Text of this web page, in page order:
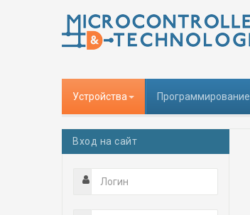
Устройства Программирование
Вход на сайт